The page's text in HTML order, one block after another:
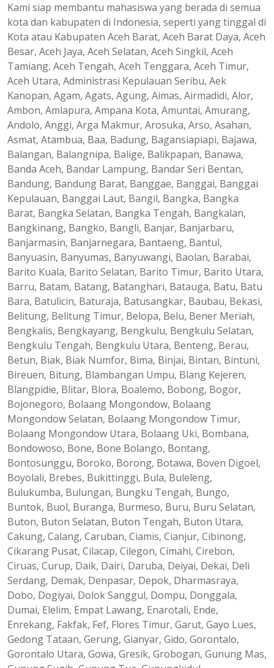
Kami siap membantu mahasiswa yang berada di semua
kota dan kabupaten di Indonesia, seperti yang tinggal di
Kota atau Kabupaten Aceh Barat, Aceh Barat Daya, Aceh
Besar, Aceh Jaya, Aceh Selatan, Aceh Singkil, Aceh
Tamiang, Aceh Tengah, Aceh Tenggara, Aceh Timur,
Aceh Utara, Administrasi Kepulauan Seribu, Aek
Kanopan, Agam, Agats, Agung, Aimas, Airmadidi, Alor,
Ambon, Amlapura, Ampana Kota, Amuntai, Amurang,
Andolo, Anggi, Arga Makmur, Arosuka, Arso, Asahan,
Asmat, Atambua, Baa, Badung, Bagansiapiapi, Bajawa,
Balangan, Balangnipa, Balige, Balikpapan, Banawa,
Banda Aceh, Bandar Lampung, Bandar Seri Bentan,
Bandung, Bandung Barat, Banggae, Banggai, Banggai
Kepulauan, Banggai Laut, Bangil, Bangka, Bangka
Barat, Bangka Selatan, Bangka Tengah, Bangkalan,
Bangkinang, Bangko, Bangli, Banjar, Banjarbaru,
Banjarmasin, Banjarnegara, Bantaeng, Bantul,
Banyuasin, Banyumas, Banyuwangi, Baolan, Barabai,
Barito Kuala, Barito Selatan, Barito Timur, Barito Utara,
Barru, Batam, Batang, Batanghari, Batauga, Batu, Batu
Bara, Batulicin, Baturaja, Batusangkar, Baubau, Bekasi,
Belitung, Belitung Timur, Belopa, Belu, Bener Meriah,
Bengkalis, Bengkayang, Bengkulu, Bengkulu Selatan,
Bengkulu Tengah, Bengkulu Utara, Benteng, Berau,
Betun, Biak, Biak Numfor, Bima, Binjai, Bintan, Bintuni,
Bireuen, Bitung, Blambangan Umpu, Blang Kejeren,
Blangpidie, Blitar, Blora, Boalemo, Bobong, Bogor,
Bojonegoro, Bolaang Mongondow, Bolaang
Mongondow Selatan, Bolaang Mongondow Timur,
Bolaang Mongondow Utara, Bolaang Uki, Bombana,
Bondowoso, Bone, Bone Bolango, Bontang,
Bontosunggu, Boroko, Borong, Botawa, Boven Digoel,
Boyolali, Brebes, Bukittinggi, Bula, Buleleng,
Bulukumba, Bulungan, Bungku Tengah, Bungo,
Buntok, Buol, Buranga, Burmeso, Buru, Buru Selatan,
Buton, Buton Selatan, Buton Tengah, Buton Utara,
Cakung, Calang, Caruban, Ciamis, Cianjur, Cibinong,
Cikarang Pusat, Cilacap, Cilegon, Cimahi, Cirebon,
Ciruas, Curup, Daik, Dairi, Daruba, Deiyai, Dekai, Deli
Serdang, Demak, Denpasar, Depok, Dharmasraya,
Dobo, Dogiyai, Dolok Sanggul, Dompu, Donggala,
Dumai, Elelim, Empat Lawang, Enarotali, Ende,
Enrekang, Fakfak, Fef, Flores Timur, Garut, Gayo Lues,
Gedong Tataan, Gerung, Gianyar, Gido, Gorontalo,
Gorontalo Utara, Gowa, Gresik, Grobogan, Gunung Mas,